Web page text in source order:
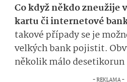
Co když někdo zneužije
kartu či internetové
takové případy se je
velkých bank pojistit.
několik málo desetikorun